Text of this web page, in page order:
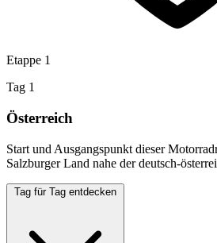
Etappe 1
Tag 1
Österreich
Start und Ausgangspunkt dieser
Salzburger Land nahe der deutsch-
Tag für Tag entdecken